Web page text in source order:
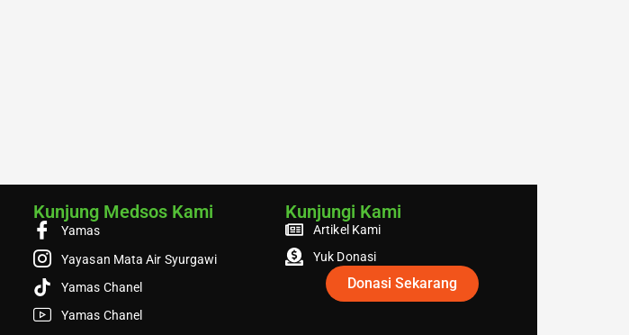
Kunjung Medsos Kami
Yamas
Yayasan Mata Air Syurgawi
Yamas Chanel
Yamas Chanel
Kunjungi Kami
Artikel Kami
Yuk Donasi
Donasi Sekarang